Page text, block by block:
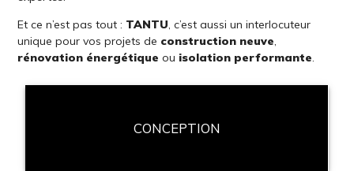
Et ce n’est pas tout : TANTU, c’est aussi un interlocuteur
unique pour vos projets de construction neuve,
rénovation énergétique ou isolation performante.
CONCEPTION